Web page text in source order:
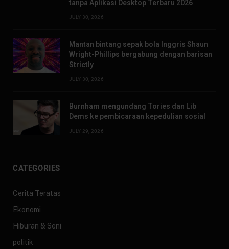
tanpa Aplikasi Desktop Terbaru 2026
JULY 30, 2026
Mantan bintang sepak bola Inggris Shaun
Wright-Phillips bergabung dengan barisan
Strictly
JULY 30, 2026
Burnham mengundang Tories dan Lib
Dems ke pembicaraan kepedulian sosial
JULY 29, 2026
CATEGORIES
Cerita Teratas
Ekonomi
Hiburan & Seni
politik